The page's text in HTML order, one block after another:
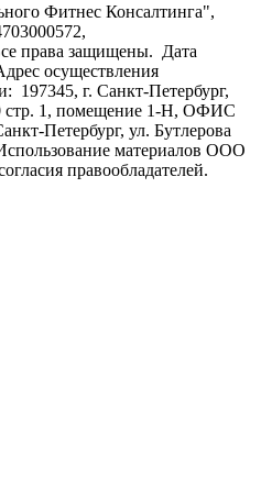
Фитнес Консалтинга",
права защищены. Дата
осуществления
197345, г. Санкт-Петербург,
1, помещение 1-Н, ОФИС
Петербург, ул. Бутлерова
материалов ООО
правообладателей.